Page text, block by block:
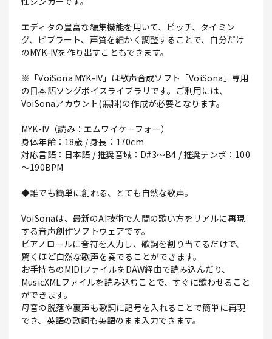
エディタの豊富な編集機能を用いて、ピッチ、タイミン
グ、ビブラート、声質を細かく調整することで、自分だけ
のMYK-IVを作り出すこともできます。
※「VoiSona MYK-IV」は歌声合成ソフト「VoiSona」専用
の日本語ソングボイスライブラリです。ご利用には、
VoiSonaアカウント(無料)の作成が必要となります。
MYK-IV（読み：エムワイケーフォー）
身体年齢：18歳 / 身長：170cm
対応言語：日本語 / 推奨音域：D#3～B4 / 推奨テンポ：100
～190BPM
◆誰でも簡単に創れる、とても自然な歌声。
VoiSonaは、最新のAI技術で人間の歌い方をリアルに再現
する音声創作ソフトウェアです。
ピアノロールに音符を入力し、歌詞を割り当てるだけで、
驚くほど自然な歌声を奏でることができます。
お手持ちのMIDIファイルをDAW経由で読み込んだり、
MusicXMLファイルを読み込むことで、すぐに歌わせること
ができます。
母音の脱落や裏声も歌詞に記号を入れることで簡単に再現
でき、英語の歌詞も英語のまま入力できます。